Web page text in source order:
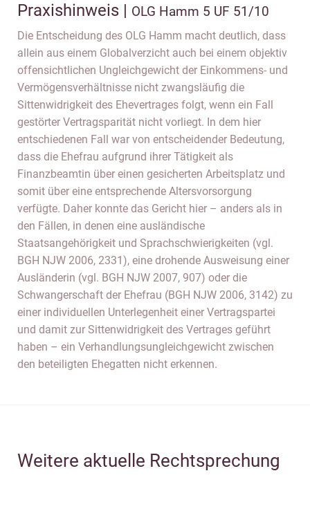
Praxishinweis | OLG Hamm 5 UF 51/10
Die Entscheidung des OLG Hamm macht deutlich, dass
allein aus einem Globalverzicht auch bei einem objektiv
offensichtlichen Ungleichgewicht der Einkommens- und
Vermögensverhältnisse nicht zwangsläufig die
Sittenwidrigkeit des Ehevertrages folgt, wenn ein Fall
gestörter Vertragsparität nicht vorliegt. In dem hier
entschiedenen Fall war von entscheidender Bedeutung,
dass die Ehefrau aufgrund ihrer Tätigkeit als
Finanzbeamtin über einen gesicherten Arbeitsplatz und
somit über eine entsprechende Altersvorsorgung
verfügte. Daher konnte das Gericht hier – anders als in
den Fällen, in denen eine ausländische
Staatsangehörigkeit und Sprachschwierigkeiten (vgl.
BGH NJW 2006, 2331), eine drohende Ausweisung einer
Ausländerin (vgl. BGH NJW 2007, 907) oder die
Schwangerschaft der Ehefrau (BGH NJW 2006, 3142) zu
einer individuellen Unterlegenheit einer Vertragspartei
und damit zur Sittenwidrigkeit des Vertrages geführt
haben – ein Verhandlungsungleichgewicht zwischen
den beteiligten Ehegatten nicht erkennen.
Weitere aktuelle Rechtsprechung